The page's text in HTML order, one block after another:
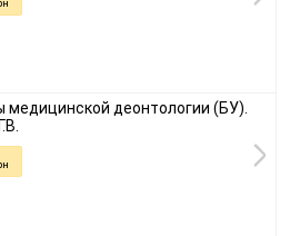
медицинской деонтологии (БУ).